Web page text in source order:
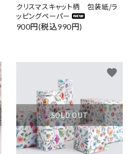
クリスマスキャット柄 包装紙/ラ
ッピングペーパー
900円(税込990円)
SOLD OUT
favorite
キーワード
カテゴリー